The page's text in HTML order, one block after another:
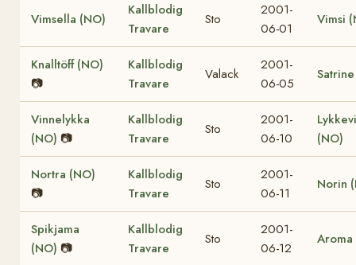
Vimsella (NO)
Kallblodig
Travare
Sto
2001-
06-01
Vimsi
Knalltöff (NO)
📷
Kallblodig
Travare
Valack
2001-
06-05
Vinnelykka
(NO) 📷
Kallblodig
Travare
Sto
2001-
06-10
(NO)
Nortra (NO)
📷
Kallblodig
Travare
Sto
2001-
06-11
Norin
Spikjama
(NO) 📷
Kallblodig
Travare
Sto
2001-
06-12